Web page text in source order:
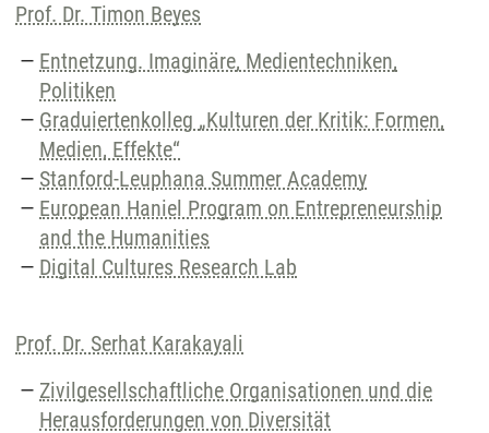
Prof. Dr. Timon Beyes
Entnetzung. Imaginäre, Medientechniken,
Politiken
Graduiertenkolleg „Kulturen der Kritik: Formen,
Medien, Effekte“
Stanford-Leuphana Summer Academy
European Haniel Program on Entrepreneurship
and the Humanities
Digital Cultures Research Lab
Prof. Dr. Serhat Karakayali
Zivilgesellschaftliche Organisationen und die
Herausforderungen von Diversität